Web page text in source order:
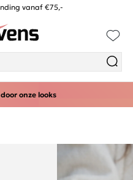
vanaf €75,-
onze looks